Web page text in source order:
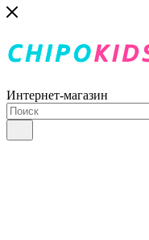
Интернет-магазин